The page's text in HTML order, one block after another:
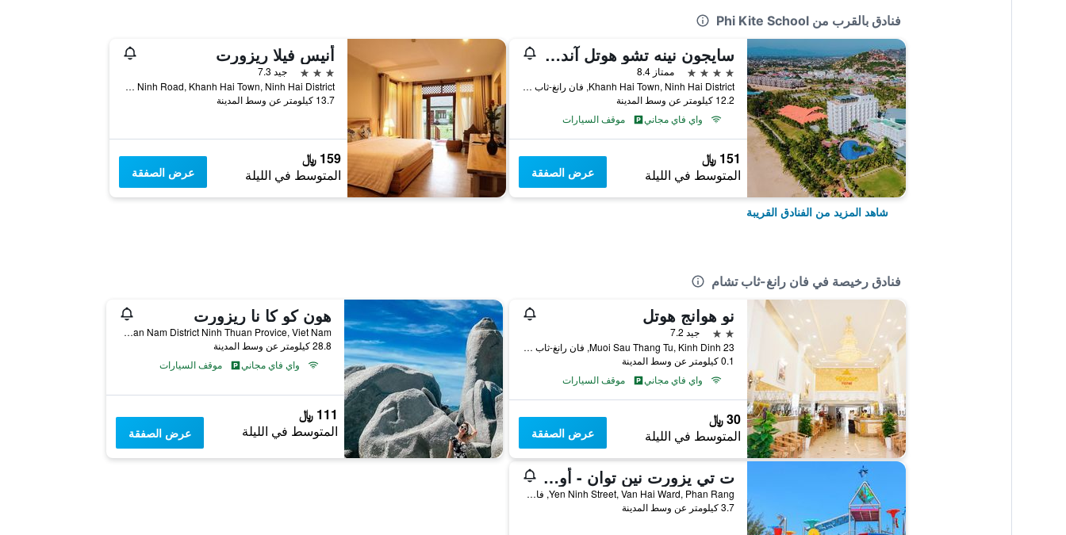
فنادق بالقرب من Phi Kite School
سايجون نينه تشو هوتل آند ريزورت
4 نجوم
ممتاز 8.4
Khanh Hai Town, Ninh Hai District, فان رانغ-ثاب تشام, فيتنام
12.2 كيلومتر عن وسط المدينة
واي فاي مجاني
موقف السيارات
151 ﷼
المتوسط في الليلة عرض الصفقة
أنيس فيلا ريزورت
3 نجوم
جيد 7.3
Yen Ninh Road, Khanh Hai Town, Ninh Hai District, فان رانغ-ثاب تشام, فيتنام
13.7 كيلومتر عن وسط المدينة
159 ﷼
المتوسط في الليلة عرض الصفقة
شاهد المزيد من الفنادق القريبة
فنادق رخيصة في فان رانغ-ثاب تشام
نو هوانج هوتل
2 نجمتين
جيد 7.2
23 Muoi Sau Thang Tu, Kinh Dinh, فان رانغ-ثاب تشام, فيتنام
0.1 كيلومتر عن وسط المدينة
واي فاي مجاني
موقف السيارات
30 ﷼
المتوسط في الليلة عرض الصفقة
هون كو كا نا ريزورت
Highway 1a, Ca Na Village, Thuan Nam District Ninh Thuan Provice, Viet Nam, فان رانغ-ثاب تشام, فيتنام
28.8 كيلومتر عن وسط المدينة
واي فاي مجاني
موقف السيارات
111 ﷼
المتوسط في الليلة عرض الصفقة
ت تي يزورت نين توان - أونليميتد أكسيس تو ووتر بارك
Yen Ninh Street, Van Hai Ward, Phan Rang, فان رانغ-ثاب تشام, فيتنام
3.7 كيلومتر عن وسط المدينة